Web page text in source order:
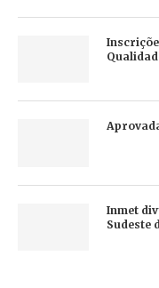
Inmet
Sudeste